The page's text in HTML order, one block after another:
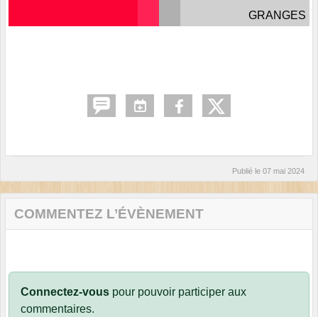
GRANGES
Publié le 07 mai 2024
COMMENTEZ L’ÉVÈNEMENT
Connectez-vous pour pouvoir participer aux
commentaires.